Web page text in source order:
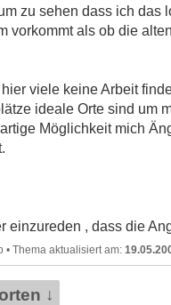
zu sehen dass ich das
vorkommt als ob die
viele keine Arbeit
ideale Orte sind um
Möglichkeit mich
einzureden , dass die
•
↓